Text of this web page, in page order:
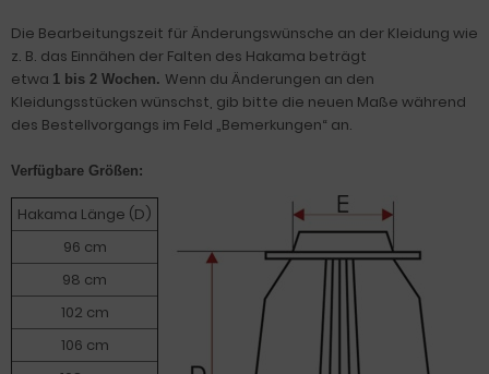
Die Bearbeitungszeit für Änderungswünsche an der Kleidung wie
z. B. das Einnähen der Falten des Hakama beträgt
etwa 1 bis 2 Wochen. Wenn du Änderungen an den
Kleidungsstücken wünschst, gib bitte die neuen Maße während
des Bestellvorgangs im Feld „Bemerkungen“ an.
Verfügbare Größen:
Hakama Länge (D)
96 cm
98 cm
102 cm
106 cm